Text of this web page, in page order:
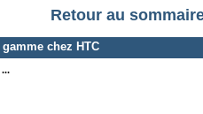
Retour au
chez HTC